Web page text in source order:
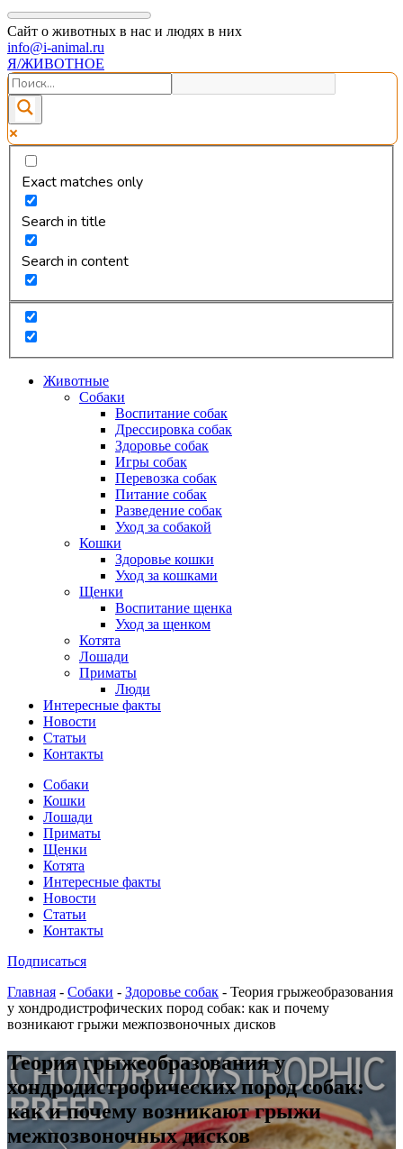
Сайт о животных в нас и людях в них
info@i-animal.ru
Я/ЖИВОТНОЕ
Exact matches only
Search in title
Search in content
Животные
Собаки
Воспитание собак
Дрессировка собак
Здоровье собак
Игры собак
Перевозка собак
Питание собак
Разведение собак
Уход за собакой
Кошки
Здоровье кошки
Уход за кошками
Щенки
Воспитание щенка
Уход за щенком
Котята
Лошади
Приматы
Люди
Интересные факты
Новости
Статьи
Контакты
Собаки
Кошки
Лошади
Приматы
Щенки
Котята
Интересные факты
Новости
Статьи
Контакты
Подписаться
Главная - Собаки - Здоровье собак - Теория грыжеобразования
у хондродистрофических пород собак: как и почему
возникают грыжи межпозвоночных дисков
Теория грыжеобразования у
хондродистрофических пород собак:
как и почему возникают грыжи
межпозвоночных дисков